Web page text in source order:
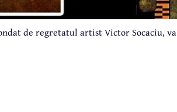
de regretatul artist Victor Socaciu, va